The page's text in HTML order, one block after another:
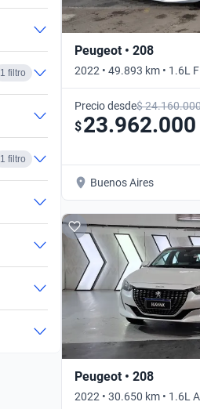
1 filtro
1 filtro
Peugeot • 208
2022 • 49.893 km • 1.6L
Automático
Precio desde$
$23.962.000
Buenos Aires
Peugeot • 208
2022 • 30.650 km • 1.6L